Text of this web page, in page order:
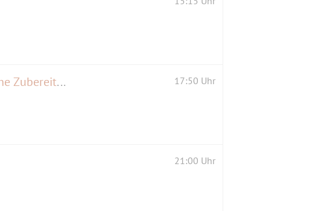
Letzter SCAMPI-Abend 2025 🍽 🌟Garnelen🌟 🍽 SATT✳ div.italienische Zubereitungen✳25 € p.P. 17:50 Uhr
21:00 Uhr